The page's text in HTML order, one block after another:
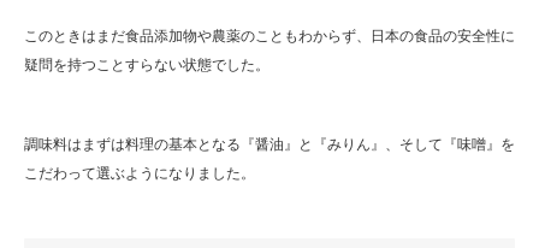
このときはまだ食品添加物や農薬のこともわからず、日本の食品の安全性に
疑問を持つことすらない状態でした。
調味料はまずは料理の基本となる『醤油』と『みりん』、そして『味噌』を
こだわって選ぶようになりました。